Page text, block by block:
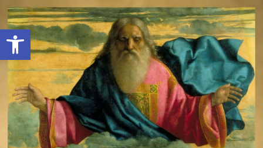
Open toolbar
deomeo-logo
Utwórz konto
Zaloguj